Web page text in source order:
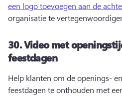
een logo toevoegen aan de
organisatie te
30.Video met
feestdagen
Help klanten om de openings-
feestdagen te onthouden met